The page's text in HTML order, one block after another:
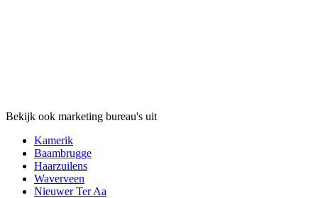
Bekijk ook marketing bureau's uit
Kamerik
Baambrugge
Haarzuilens
Waverveen
Nieuwer Ter Aa